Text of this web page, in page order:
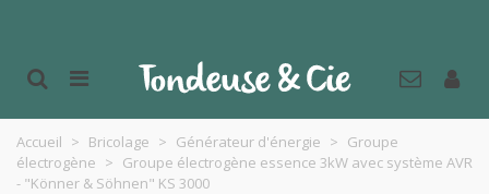
Accueil > Bricolage > Générateur d'énergie > Groupe
électrogène > Groupe électrogène essence 3kW avec système AVR
- "Könner & Söhnen" KS 3000